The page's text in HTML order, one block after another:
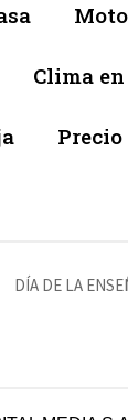
Clima
DÍA DE LA